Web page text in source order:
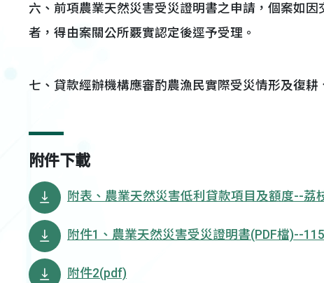
六、前項農業天然災害受災證明書之申請，個案如
者，得由案關公所覈實認定後逕予受理。
七、貸款經辦機構應審酌農漁民實際受災情形及復耕
附件下載
附表、農業天然災害低利貸款項目及額度--荔
附件1、農業天然災害受災證明書(PDF檔)--
附件2(pdf)